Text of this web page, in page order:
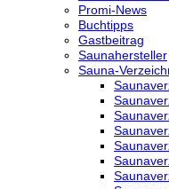
Promi-News
Buchtipps
Gastbeitrag
Saunahersteller
Sauna-